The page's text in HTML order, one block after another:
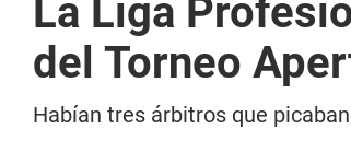
La Liga
del Torneo
Habían tres árbitros que